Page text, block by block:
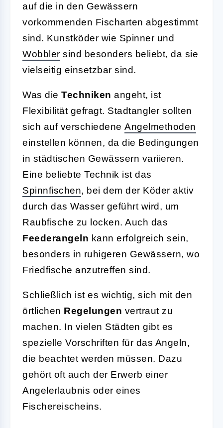
auf die in den Gewässern
vorkommenden Fischarten abgestimmt
sind. Kunstköder wie Spinner und
Wobbler sind besonders beliebt, da sie
vielseitig einsetzbar sind.
Was die Techniken angeht, ist
Flexibilität gefragt. Stadtangler sollten
sich auf verschiedene Angelmethoden
einstellen können, da die Bedingungen
in städtischen Gewässern variieren.
Eine beliebte Technik ist das
Spinnfischen, bei dem der Köder aktiv
durch das Wasser geführt wird, um
Raubfische zu locken. Auch das
Feederangeln kann erfolgreich sein,
besonders in ruhigeren Gewässern, wo
Friedfische anzutreffen sind.
Schließlich ist es wichtig, sich mit den
örtlichen Regelungen vertraut zu
machen. In vielen Städten gibt es
spezielle Vorschriften für das Angeln,
die beachtet werden müssen. Dazu
gehört oft auch der Erwerb einer
Angelerlaubnis oder eines
Fischereischeins.